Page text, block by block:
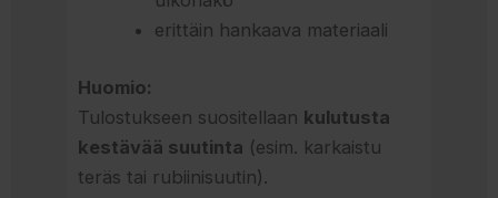
erittäin hankaava materiaali
Huomio:
Tulostukseen suositellaan kulutusta
kestävää suutinta (esim. karkaistu
teräs tai rubiinisuutin).